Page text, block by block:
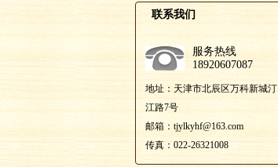
联系我们
服务热线
18920607087
地址：天津市北辰区万科新城汀
江路7号
邮箱：tjylkyhf@163.com
传真：022-26321008